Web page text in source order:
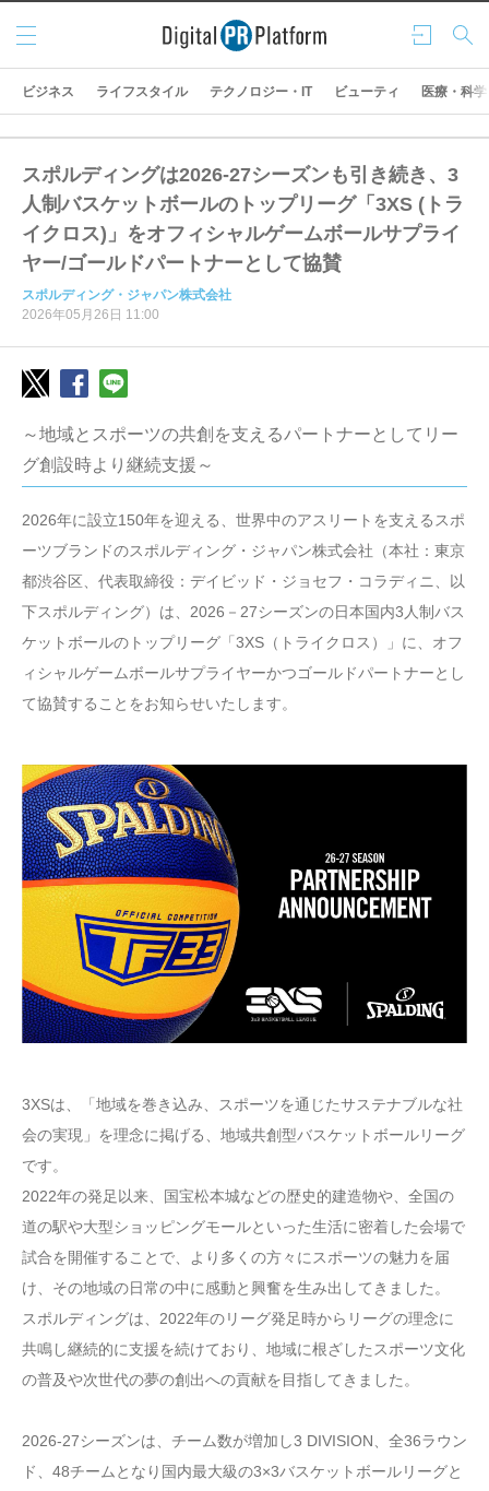
ログ
イン
検索
メニ
ュー
ビジネス ライフスタイル テクノロジー・IT ビューティ 医療・科学
スポルディングは2026-27シーズンも引き続き、3
人制バスケットボールのトップリーグ「3XS (トラ
イクロス)」をオフィシャルゲームボールサプライ
ヤー/ゴールドパートナーとして協賛
スポルディング・ジャパン株式会社
2026年05月26日 11:00
～地域とスポーツの共創を支えるパートナーとしてリー
グ創設時より継続支援～
2026年に設立150年を迎える、世界中のアスリートを支えるスポ
ーツブランドのスポルディング・ジャパン株式会社（本社：東京
都渋谷区、代表取締役：デイビッド・ジョセフ・コラディニ、以
下スポルディング）は、2026－27シーズンの日本国内3人制バス
ケットボールのトップリーグ「3XS（トライクロス）」に、オフ
ィシャルゲームボールサプライヤーかつゴールドパートナーとし
て協賛することをお知らせいたします。
3XSは、「地域を巻き込み、スポーツを通じたサステナブルな社
会の実現」を理念に掲げる、地域共創型バスケットボールリーグ
です。
2022年の発足以来、国宝松本城などの歴史的建造物や、全国の
道の駅や大型ショッピングモールといった生活に密着した会場で
試合を開催することで、より多くの方々にスポーツの魅力を届
け、その地域の日常の中に感動と興奮を生み出してきました。
スポルディングは、2022年のリーグ発足時からリーグの理念に
共鳴し継続的に支援を続けており、地域に根ざしたスポーツ文化
の普及や次世代の夢の創出への貢献を目指してきました。
2026-27シーズンは、チーム数が増加し3 DIVISION、全36ラウン
ド、48チームとなり国内最大級の3×3バスケットボールリーグと